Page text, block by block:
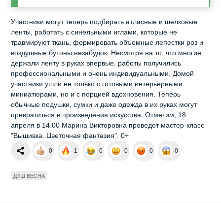
Участники могут теперь подбирать атласные и шелковые
ленты, работать с синельными иглами, которые не
травмируют ткань, формировать объемные лепестки роз и
воздушные бутоны незабудок. Несмотря на то, что многие
держали ленту в руках впервые, работы получились
профессиональными и очень индивидуальными. Домой
участники ушли не только с готовыми интерьерными
миниатюрами, но и с порцией вдохновения. Теперь
обычные подушки, сумки и даже одежда в их руках могут
превратиться в произведения искусства. Отметим, 18
апреля в 14.00 Марина Викторовна проведет мастер-класс
"Вышивка. Цветочная фантазия". 0+
0 1 0 0 0 0
ДХШ ВЕСНА